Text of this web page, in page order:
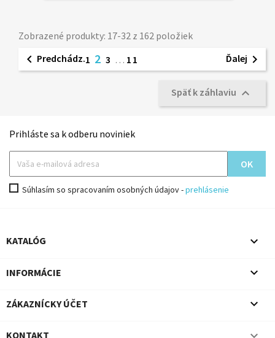
Zobrazené produkty: 17-32 z 162 položiek
 Predchádz.1 2 3 … 11 Ďalej 
Späť k záhlaviu 
Prihláste sa k odberu noviniek
Súhlasím so spracovaním osobných údajov -prehlásenie
KATALÓG 
INFORMÁCIE 
ZÁKAZNÍCKY ÚČET 
KONTAKT